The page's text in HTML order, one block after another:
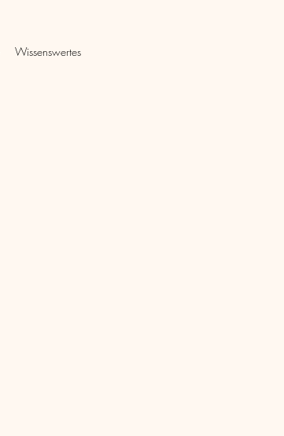
Wissenswertes